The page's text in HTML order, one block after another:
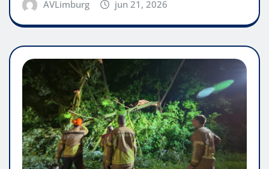
AVLimburg jun 21, 2026